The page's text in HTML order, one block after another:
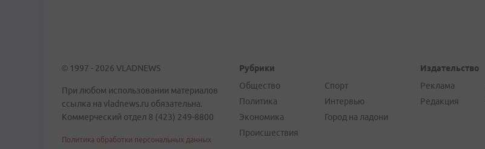
© 1997 - 2026 VLADNEWS
При любом использовании материалов
ссылка на vladnews.ru обязательна.
Коммерческий отдел 8 (423) 249-8800
Политика обработки персональных данных
Рубрики
Общество
Политика
Экономика
Происшествия
Спорт
Интервью
Город на ладони
Издательство
Реклама
Редакция